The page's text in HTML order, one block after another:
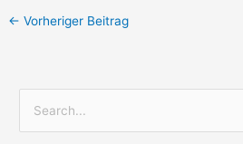
← Vorheriger Beitrag